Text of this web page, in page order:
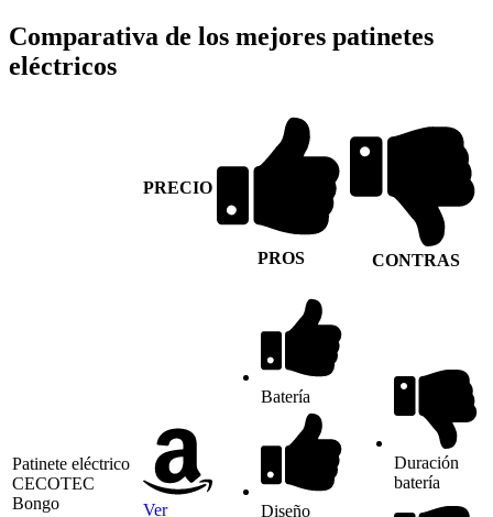
Comparativa de los mejores patinetes
eléctricos
PRECIO
PROS CONTRAS
Patinete eléctrico
CECOTEC
Bongo
Ver
Batería
Diseño
Duración
batería